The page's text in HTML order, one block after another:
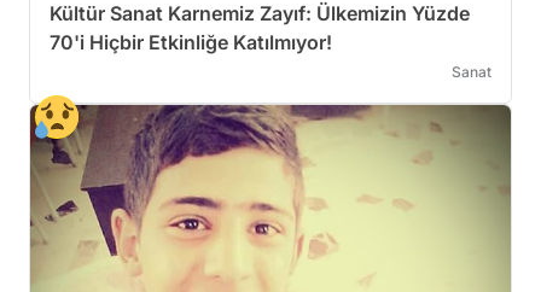
Kültür Sanat Karnemiz Zayıf: Ülkemizin Yüzde
70'i Hiçbir Etkinliğe Katılmıyor!
Sanat